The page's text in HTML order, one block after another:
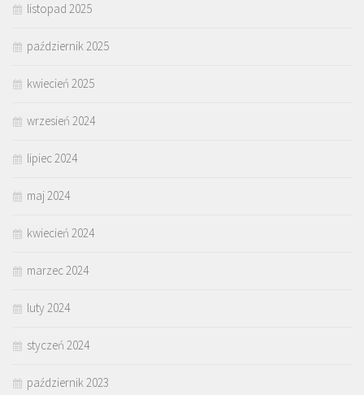
listopad 2025
październik 2025
kwiecień 2025
wrzesień 2024
lipiec 2024
maj 2024
kwiecień 2024
marzec 2024
luty 2024
styczeń 2024
październik 2023